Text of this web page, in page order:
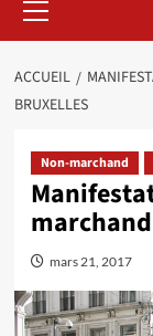
principal
ACCUEIL
BRUXELLES
Non-marchand
mars 21, 2017